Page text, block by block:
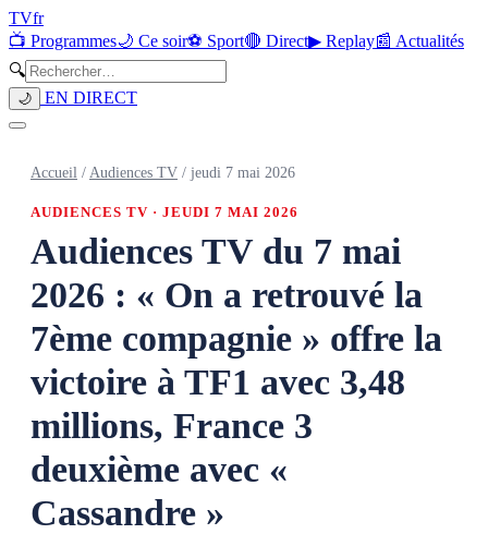
TVfr
📺 Programmes🌙 Ce soir⚽ Sport🔴 Direct▶ Replay📰 Actualités
🔍
🌙 EN DIRECT
Accueil / Audiences TV / jeudi 7 mai 2026
AUDIENCES TV · JEUDI 7 MAI 2026
Audiences TV du 7 mai
2026 : « On a retrouvé la
7ème compagnie » offre la
victoire à TF1 avec 3,48
millions, France 3
deuxième avec «
Cassandre »